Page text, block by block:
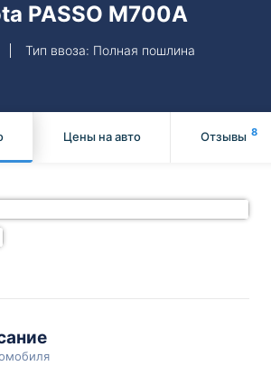
PASSO M700A
Тип ввоза: Полная пошлина
Цены на авто Отзывы 8